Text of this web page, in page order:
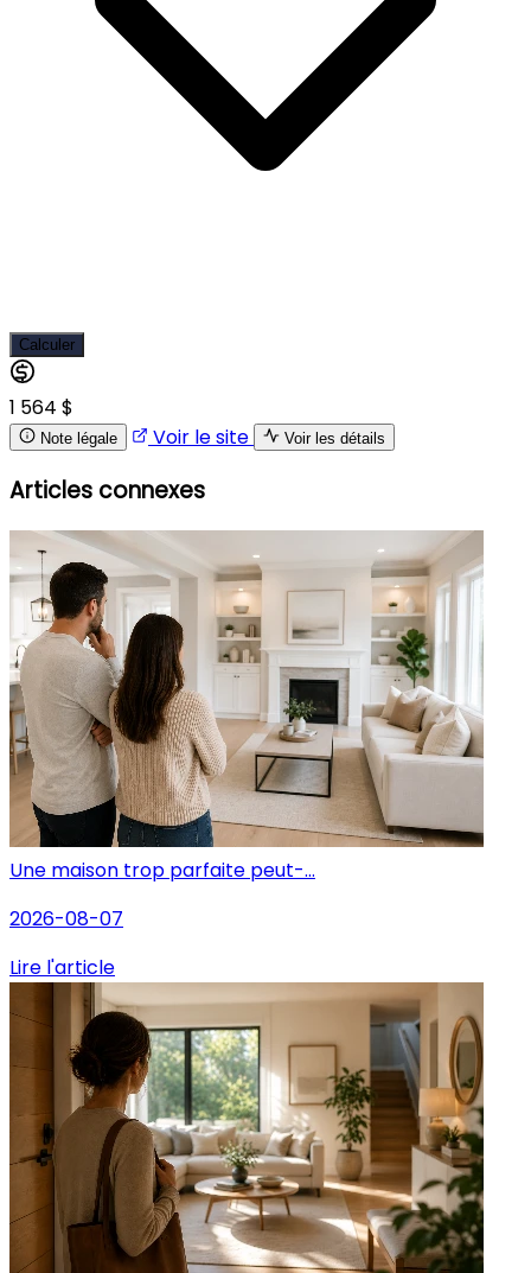
Calculer
1 564 $
Note légale Voir le site Voir les détails
Articles connexes
Une maison trop parfaite peut-...
2026-08-07
Lire l'article